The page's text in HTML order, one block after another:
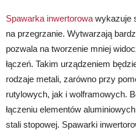
Spawarka inwertorowa wykazuje
na przegrzanie. Wytwarzają
pozwala na tworzenie mniej
łączeń. Takim urządzeniem
rodzaje metali, zarówno przy
rutylowych, jak i wolframowych.
łączeniu elementów
stali stopowej. Spawarki